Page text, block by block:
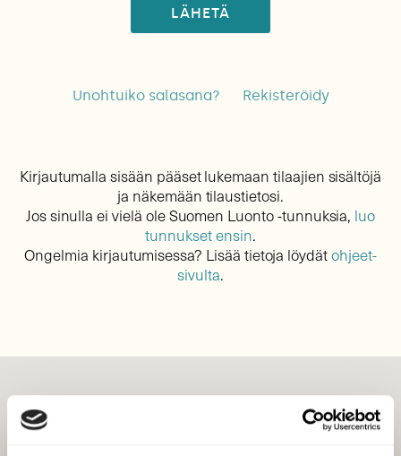
LÄHETÄ
Unohtuiko salasana? Rekisteröidy
Kirjautumalla sisään pääset lukemaan tilaajien sisältöjä
ja näkemään tilaustietosi.
Jos sinulla ei vielä ole Suomen Luonto -tunnuksia, luo
tunnukset ensin.
Ongelmia kirjautumisessa? Lisää tietoja löydätohjeet-
sivulta.